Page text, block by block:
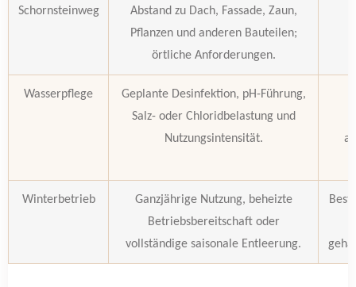
Schornsteinweg
Abstand zu Dach, Fassade, Zaun,
Pflanzen und anderen Bauteilen;
örtliche Anforderungen.
Wasserpflege
Geplante Desinfektion, pH-Führung,
Salz- oder Chloridbelastung und
Nutzungsintensität.
Winterbetrieb
Ganzjährige Nutzung, beheizte
Betriebsbereitschaft oder
vollständige saisonale Entleerung.